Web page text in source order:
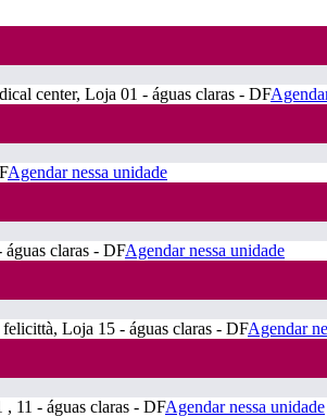
center, Loja 01 - águas claras - DF
Agendar nessa unidade
águas claras - DFAgendar nessa unidade
Loja 15 - águas claras - DFAgendar
, 11 - águas claras - DFAgendar nessa unidade